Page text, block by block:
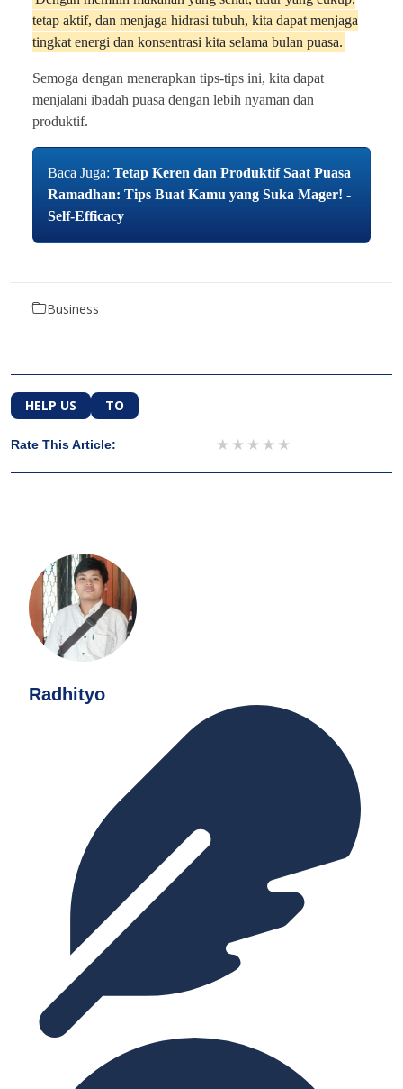
tetap aktif, dan menjaga hidrasi tubuh, kita dapat menjaga
tingkat energi dan konsentrasi kita selama bulan puasa.
Semoga dengan menerapkan tips-tips ini, kita dapat
menjalani ibadah puasa dengan lebih nyaman dan
produktif.
Baca Juga: Tetap Keren dan Produktif Saat Puasa
Ramadhan: Tips Buat Kamu yang Suka Mager! -
Self-Efficacy
Business
HELP US TO
Rate This Article: 4 stars
3 stars
2 stars
1 star
Radhityo